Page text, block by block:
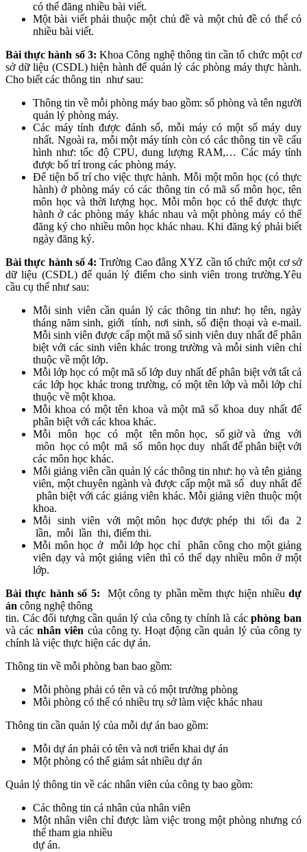
có thể đăng nhiều bài viết.
Một bài viết phải thuộc một chủ đề và một chủ đề có thể có
nhiều bài viết.
Bài thực hành số 3: Khoa Công nghệ thông tin cần tổ chức một cơ
sở dữ liệu (CSDL) hiện hành để quản lý các phòng máy thực hành.
Cho biết các thông tin như sau:
Thông tin về mỗi phòng máy bao gồm: số phòng và tên người
quản lý phòng máy.
Các máy tính được đánh số, mỗi máy có một số máy duy
nhất. Ngoài ra, mỗi một máy tính còn có các thông tin về cấu
hình như: tốc độ CPU, dung lượng RAM,… Các máy tính
được bố trí trong các phòng máy.
Để tiện bố trí cho việc thực hành. Mỗi một môn học (có thực
hành) ở phòng máy có các thông tin có mã số môn học, tên
môn học và thời lượng học. Mỗi môn học có thể được thực
hành ở các phòng máy khác nhau và một phòng máy có thể
đăng ký cho nhiều môn học khác nhau. Khi đăng ký phải biết
ngày đăng ký.
Bài thực hành số 4: Trường Cao đẳng XYZ cần tổ chức một cơ sở
dữ liệu (CSDL) để quản lý điểm cho sinh viên trong trường.Yêu
cầu cụ thể như sau:
Mỗi sinh viên cần quản lý các thông tin như: họ tên, ngày
tháng năm sinh, giới tính, nơi sinh, số điện thoại và e-mail.
Mỗi sinh viên được cấp một mã số sinh viên duy nhất để phân
biệt với các sinh viên khác trong trường và mỗi sinh viên chỉ
thuộc về một lớp.
Mỗi lớp học có một mã số lớp duy nhất để phân biệt với tất cả
các lớp học khác trong trường, có một tên lớp và mỗi lớp chỉ
thuộc về một khoa.
Mỗi khoa có một tên khoa và một mã số khoa duy nhất để
phân biệt với các khoa khác.
Mỗi môn học có một tên môn học, số giờ và ứng với
môn học có một mã số môn học duy nhất để phân biệt với
các môn học khác.
Mỗi giảng viên cần quản lý các thông tin như: họ và tên giảng
viên, một chuyên ngành và được cấp một mã số duy nhất để
phân biệt với các giảng viên khác. Mỗi giảng viên thuộc một
khoa.
Mỗi sinh viên với một môn học được phép thi tối đa 2
lần, mỗi lần thi, điểm thi.
Mỗi môn học ở mỗi lớp học chỉ phân công cho một giảng
viên dạy và một giảng viên thì có thể dạy nhiều môn ở một
lớp.
Bài thực hành số 5: Một công ty phần mềm thực hiện nhiềudự
án công nghệ thông
tin. Các đối tượng cần quản lý của công ty chính là cácphòng ban
và cácnhân viên của công ty. Hoạt động cần quản lý của công ty
chính là việc thực hiện các dự án.
Thông tin về mỗi phòng ban bao gồm:
Mỗi phòng phải có tên và có một trưởng phòng
Mỗi phòng có thể có nhiều trụ sở làm việc khác nhau
Thông tin cần quản lý của mỗi dự án bao gồm:
Mỗi dự án phải có tên và nơi triển khai dự án
Một phòng có thể giám sát nhiều dự án
Quản lý thông tin về các nhân viên của công ty bao gồm:
Các thông tin cá nhân của nhân viên
Một nhân viên chỉ được làm việc trong một phòng nhưng có
thể tham gia nhiều
dự án.